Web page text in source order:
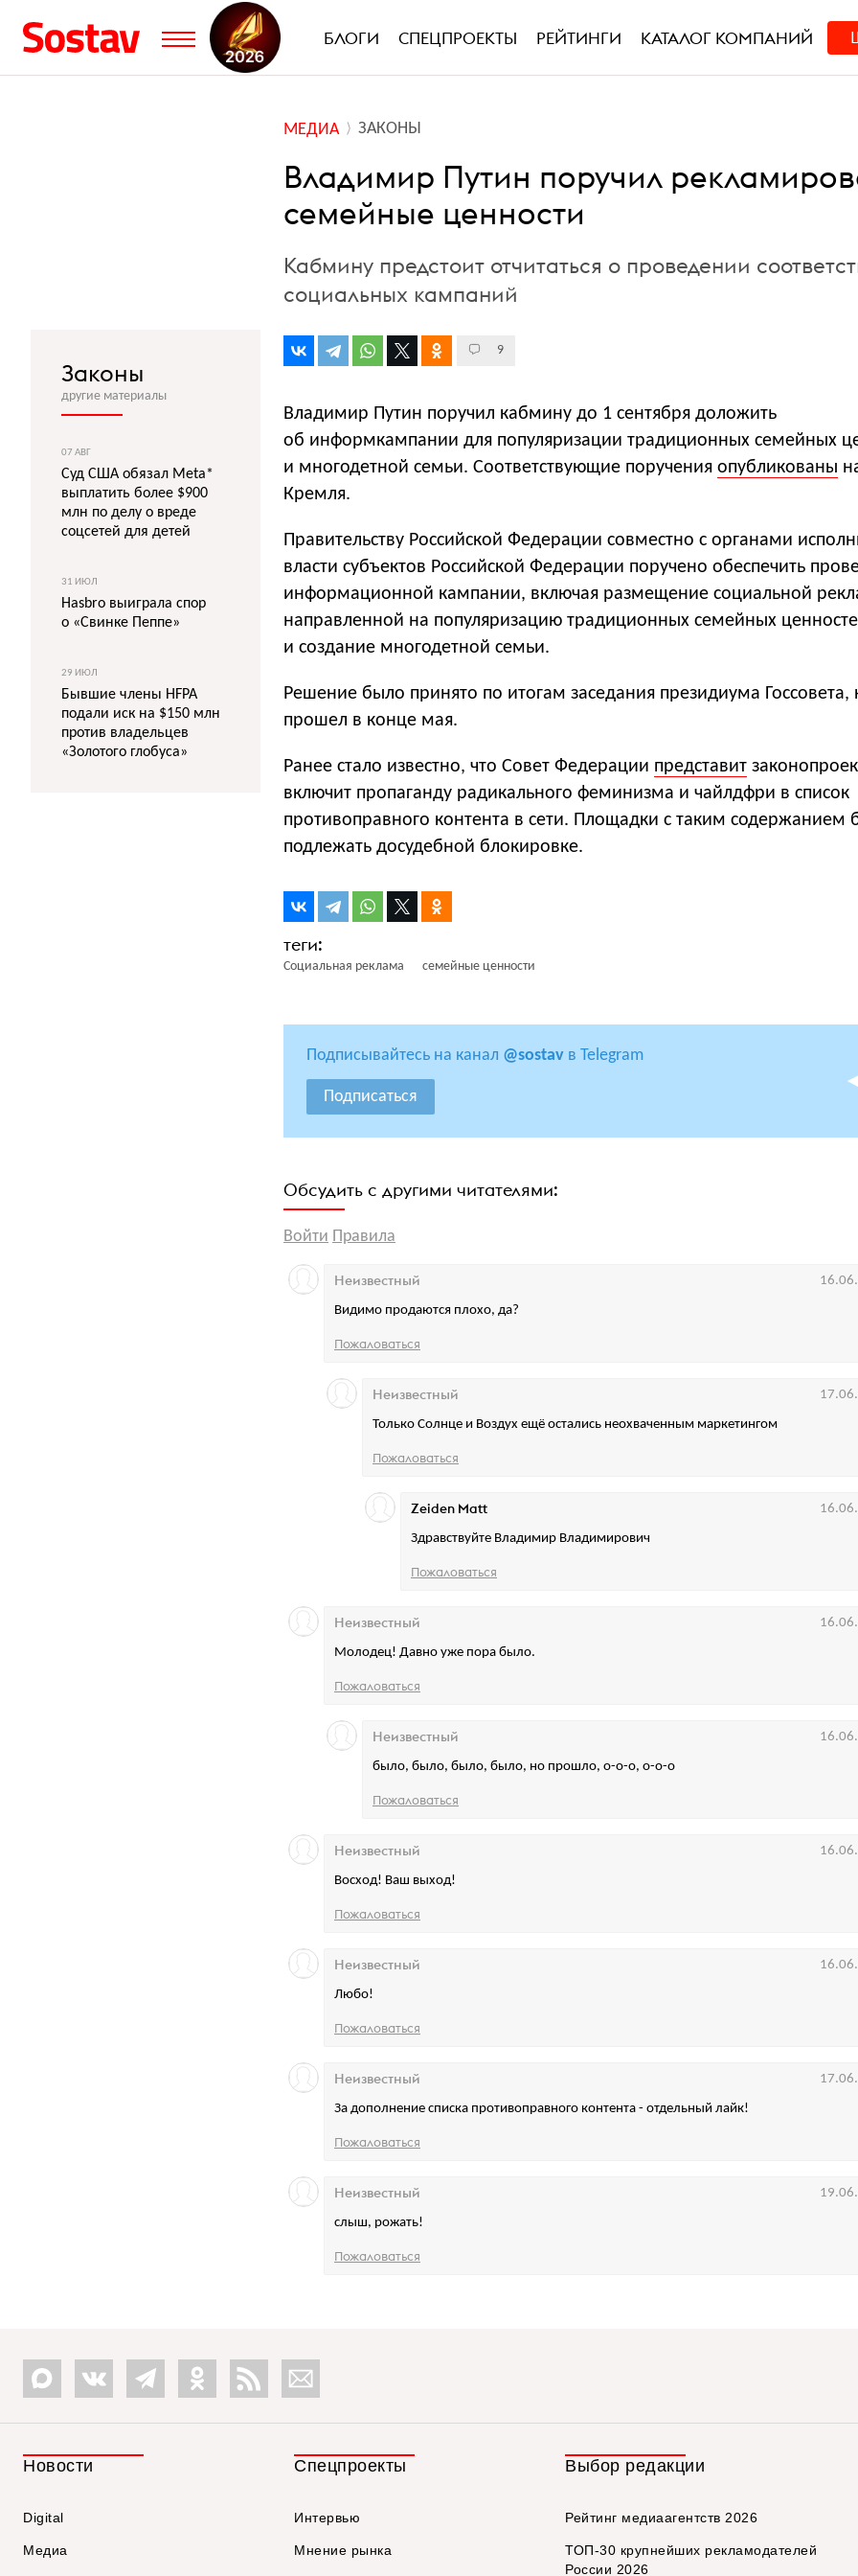
БЛОГИ СПЕЦПРОЕКТЫ РЕЙТИНГИ КАТАЛОГ КОМПАНИЙ
МЕДИА ЗАКОНЫ
Владимир Путин поручил
семейные ценности
Кабмину предстоит отчитаться о проведении
социальных кампаний
9
Владимир Путин поручил кабмину до 1 сентября доложить
об информкампании для популяризации традиционных семейных
и многодетной семьи. Соответствующие поручения опубликованы
Кремля.
Правительству Российской Федерации совместно с органами
власти субъектов Российской Федерации поручено обеспечить
информационной кампании, включая размещение социальной
направленной на популяризацию традиционных семейных
и создание многодетной семьи.
Решение было принято по итогам заседания президиума Госсовета,
прошел в конце мая.
Ранее стало известно, что Совет Федерации представит
включит пропаганду радикального феминизма и чайлдфри в список
противоправного контента в сети. Площадки с таким содержанием
подлежать досудебной блокировке.
Социальная реклама семейные ценности
Подписывайтесь на канал @sostav в Telegram
Подписаться
Обсудить с другими читателями:
Войти Правила
Видимо продаются плохо, да?
Неизвестный
Пожаловаться
Только Солнце и Воздух ещё остались неохваченным маркетингом
Неизвестный
Пожаловаться
Здравствуйте Владимир Владимирович
Zeiden Matt
Пожаловаться
Молодец! Давно уже пора было.
Неизвестный
Пожаловаться
было, было, было, было, но прошло, о-о-о, о-о-о
Неизвестный
Пожаловаться
Восход! Ваш выход!
Неизвестный
Пожаловаться
Любо!
Неизвестный
Пожаловаться
За дополнение списка противоправного контента - отдельный лайк!
Неизвестный
Пожаловаться
слыш, рожать!
Неизвестный
Пожаловаться
Законы
другие материалы
07 АВГ
Суд США обязал Meta*
выплатить более $900
млн по делу о вреде
соцсетей для детей
31 ИЮЛ
Hasbro выиграла спор
о «Свинке Пеппе»
29 ИЮЛ
Бывшие члены HFPA
подали иск на $150 млн
против владельцев
«Золотого глобуса»
Новости
Digital
Медиа
Спецпроекты
Интервью
Мнение рынка
Выбор редакции
Рейтинг медиаагентств 2026
ТОП-30 крупнейших рекламодателей
России 2026